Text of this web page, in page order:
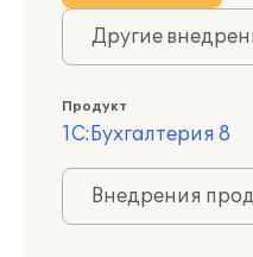
Другие
Продукт
1С:Бухгалтерия 8
Внедрения